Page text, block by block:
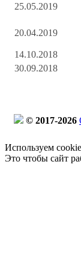
25.05.2019
20.04.2019
14.10.2018
30.09.2018
© 2017-2026
Используем
Это чтобы сайт